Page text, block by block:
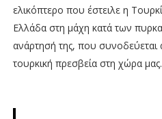
ελικόπτερο που έστειλε η
Ελλάδα στη μάχη κατά των
ανάρτησή της, που
τουρκική πρεσβεία στη χώρα μας.